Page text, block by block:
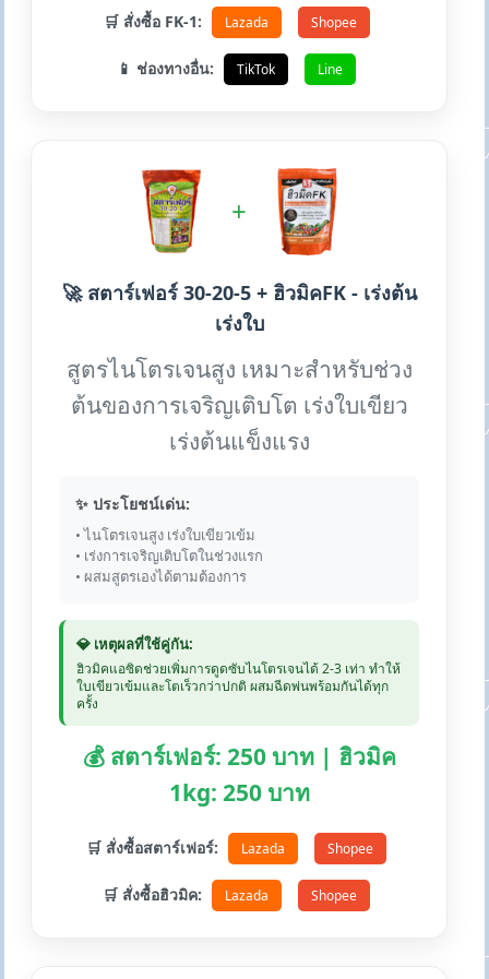
🛒 สั่งซื้อ FK-1: Lazada Shopee
📱 ช่องทางอื่น: TikTok Line
+
🚀 สตาร์เฟอร์ 30-20-5 + ฮิวมิคFK - เร่งต้น
เร่งใบ
สูตรไนโตรเจนสูง เหมาะสำหรับช่วง
ต้นของการเจริญเติบโต เร่งใบเขียว
เร่งต้นแข็งแรง
✨ ประโยชน์เด่น:
• ไนโตรเจนสูง เร่งใบเขียวเข้ม
• เร่งการเจริญเติบโตในช่วงแรก
• ผสมสูตรเองได้ตามต้องการ
💎 เหตุผลที่ใช้คู่กัน:
ฮิวมิคแอซิดช่วยเพิ่มการดูดซับไนโตรเจนได้ 2-3 เท่า ทำให้
ใบเขียวเข้มและโตเร็วกว่าปกติ ผสมฉีดพ่นพร้อมกันได้ทุก
ครั้ง
💰 สตาร์เฟอร์: 250 บาท | ฮิวมิค
1kg: 250 บาท
🛒 สั่งซื้อสตาร์เฟอร์: Lazada Shopee
🛒 สั่งซื้อฮิวมิค: Lazada Shopee